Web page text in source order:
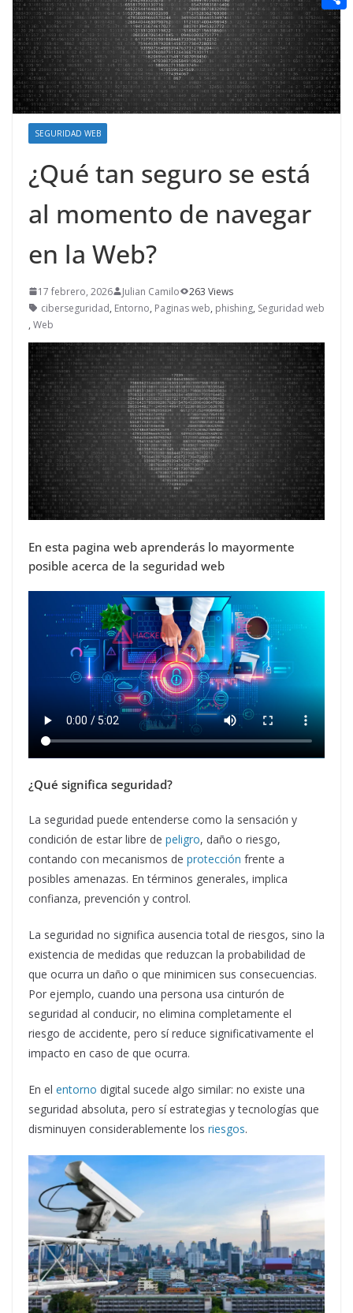
SEGURIDAD WEB
¿Qué tan seguro se está
al momento de navegar
en la Web?
17 febrero, 2026 Julian Camilo
263 Views
ciberseguridad, Entorno, Paginas web, phishing, Seguridad web
, Web
En esta pagina web aprenderás lo mayormente
posible acerca de la seguridad web
¿Qué significa seguridad?
La seguridad puede entenderse como la sensación y
condición de estar libre de peligro, daño o riesgo,
contando con mecanismos de protección frente a
posibles amenazas. En términos generales, implica
confianza, prevención y control.
La seguridad no significa ausencia total de riesgos, sino la
existencia de medidas que reduzcan la probabilidad de
que ocurra un daño o que minimicen sus consecuencias.
Por ejemplo, cuando una persona usa cinturón de
seguridad al conducir, no elimina completamente el
riesgo de accidente, pero sí reduce significativamente el
impacto en caso de que ocurra.
En el entorno digital sucede algo similar: no existe una
seguridad absoluta, pero sí estrategias y tecnologías que
disminuyen considerablemente los riesgos.
n
g
e
r
e
r
e
r
e
s
a
i
l
e
d
d
i
t
C
o
m
p